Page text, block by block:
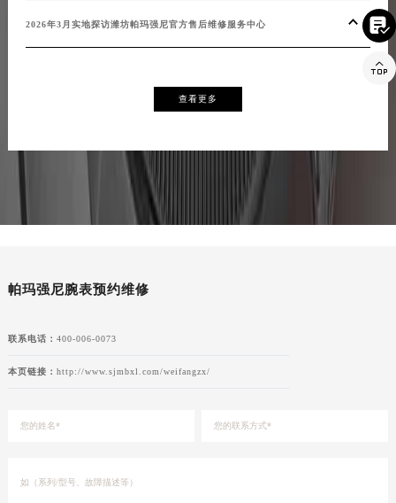
2026年3月实地探访潍坊帕玛强尼官方售后维修服务中心
查看更多
帕玛强尼腕表预约维修
联系电话： 400-006-0073
本页链接： http://www.sjmbxl.com/weifangzx/

